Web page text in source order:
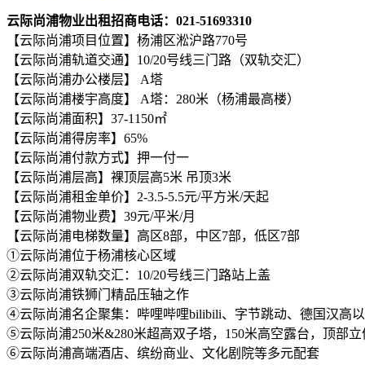
云际尚浦物业出租招商电话：021-51693310
【云际尚浦项目位置】杨浦区淞沪路770号
【云际尚浦轨道交通】10/20号线三门路（双轨交汇）
【云际尚浦办公楼层】 A塔
【云际尚浦楼宇高度】 A塔：280米（杨浦最高楼）
【云际尚浦面积】37-1150㎡
【云际尚浦得房率】65%
【云际尚浦付款方式】押一付一
【云际尚浦层高】裸顶层高5米 吊顶3米
【云际尚浦租金单价】2-3.5-5.5元/平方米/天起
【云际尚浦物业费】39元/平米/月
【云际尚浦电梯数量】高区8部，中区7部，低区7部
①云际尚浦位于杨浦核心区域
②云际尚浦双轨交汇：10/20号线三门路站上盖
③云际尚浦铁狮门精品压轴之作
④云际尚浦名企聚集：哔哩哔哩bilibili、字节跳动、德国汉高
⑤云际尚浦250米&280米超高双子塔，150米高空露台，顶部立
⑥云际尚浦高端酒店、缤纷商业、文化剧院等多元配套